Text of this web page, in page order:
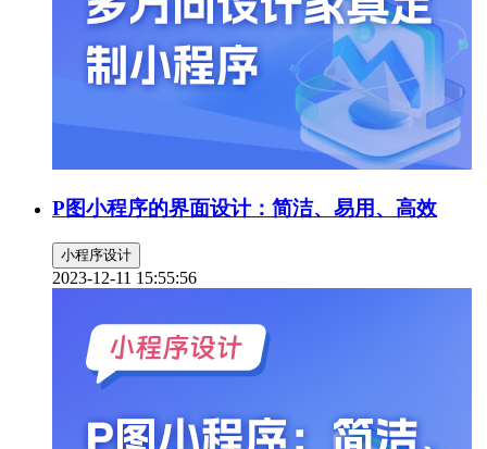
P图小程序的界面设计：简洁、易用、高效
小程序设计
2023-12-11 15:55:56